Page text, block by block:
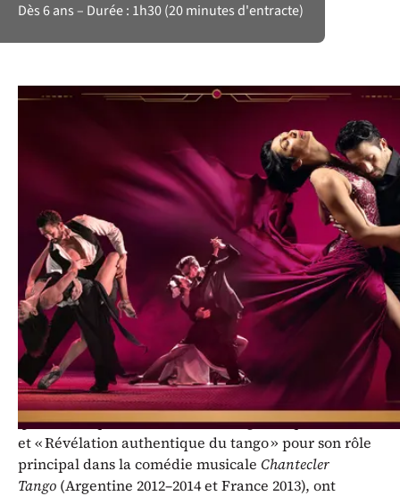
Dès 6 ans Durée : 1h30 (20 minutes d'entracte)
Marcos Ayala et sa compagnie de
tango présentent la comédie
musicale
The Golden Years.
Marcos Ayala est l’un des grands noms masculins du
tango de scène, tant au niveau national
qu’international. Ses spectacles sont l’expression
d’une marque artistique qui lui est propre. Il sait
fusionner le langage traditionnel du tango avec les
tendances artistiques contemporaines.
De nombreuses distinctions et récompenses, telles
que « Champion du monde de tango » (Japon, 2006)
et « Révélation authentique du tango » pour son rôle
principal dans la comédie musicale Chantecler
Tango (Argentine 2012–2014 et France 2013), ont